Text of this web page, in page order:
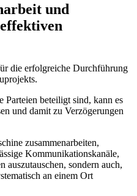
und
die erfolgreiche Durchführung
Parteien beteiligt sind, kann es
und damit zu Verzögerungen
zusammenarbeiten,
Kommunikationskanäle,
sondern auch,
an einem Ort